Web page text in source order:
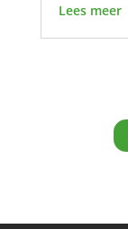
Lees meer